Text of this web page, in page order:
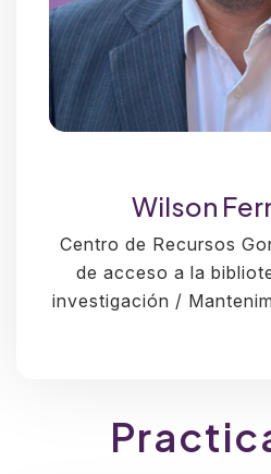
Wilson
Centro de Recursos
de acceso a la
investigación /